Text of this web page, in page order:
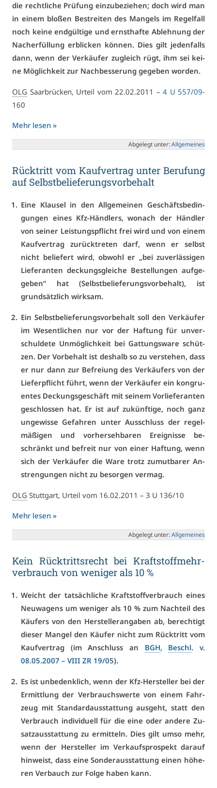
die recht­li­che Prü­fung ein­zu­be­zie­hen; doch wird man
in ei­nem blo­ßen Be­strei­ten des Man­gels im Re­gel­fall
noch kei­ne end­gül­ti­ge und ernst­haf­te Ab­leh­nung der
Nach­er­fül­lung er­bli­cken kön­nen. Dies gilt je­den­falls
dann, wenn der Ver­käu­fer zu­gleich rügt, ihm sei kei­
ne Mög­lich­keit zur Nach­bes­se­rung ge­ge­ben wor­den.
OLG Saar­brü­cken, Ur­teil vom 22.02.2011 – 4 U 557/09-
160
Mehr le­sen »
Ab­ge­legt un­ter:All­ge­mei­nes
Rück­tritt vom Kauf­ver­trag un­ter Be­ru­fung
auf Selbst­be­lie­fe­rungs­vor­be­halt
Ei­ne Klau­sel in den All­ge­mei­nen Ge­schäfts­be­din­
gun­gen ei­nes Kfz-Händ­lers, wo­nach der Händ­ler
von sei­ner Leis­tungs­pflicht frei wird und von ei­nem
Kauf­ver­trag zu­rück­tre­ten darf, wenn er selbst
nicht be­lie­fert wird, ob­wohl er „bei zu­ver­läs­si­gen
Lie­fe­ran­ten de­ckungs­glei­che Be­stel­lun­gen auf­ge­
ge­ben“ hat (Selbst­be­lie­fe­rungs­vor­be­halt), ist
grund­sätz­lich wirk­sam.
Ein Selbst­be­lie­fe­rungs­vor­be­halt soll den Ver­käu­fer
im We­sent­li­chen nur vor der Haf­tung für un­ver­
schul­de­te Un­mög­lich­keit bei Gat­tungs­wa­re schüt­
zen. Der Vor­be­halt ist des­halb so zu ver­ste­hen, dass
er nur dann zur Be­frei­ung des Ver­käu­fers von der
Lie­fer­pflicht führt, wenn der Ver­käu­fer ein kon­gru­
en­tes De­ckungs­ge­schäft mit sei­nem Vor­lie­fe­ran­ten
ge­schlos­sen hat. Er ist auf zu­künf­ti­ge, noch ganz
un­ge­wis­se Ge­fah­ren un­ter Aus­schluss der re­gel­
mä­ßi­gen und vor­her­seh­ba­ren Er­eig­nis­se be­
schränkt und be­freit nur von ei­ner Haf­tung, wenn
sich der Ver­käu­fer die Wa­re trotz zu­mut­ba­rer An­
stren­gun­gen nicht zu be­sor­gen ver­mag.
OLG Stutt­gart, Ur­teil vom 16.02.2011 – 3 U 136/10
Mehr le­sen »
Ab­ge­legt un­ter:All­ge­mei­nes
Kein Rück­tritts­recht bei Kraft­stoff­mehr­
ver­brauch von we­ni­ger als 10 %
Weicht der tat­säch­li­che Kraft­stoff­ver­brauch ei­nes
Neu­wa­gens um we­ni­ger als 10 % zum Nach­teil des
Käu­fers von den Her­stel­ler­an­ga­ben ab, be­rech­tigt
die­ser Man­gel den Käu­fer nicht zum Rück­tritt vom
Kauf­ver­trag (im An­schluss an BGH, Beschl. v.
08.05.2007 – VI­II ZR 19/05).
Es ist un­be­denk­lich, wenn der Kfz-Her­stel­ler bei der
Er­mitt­lung der Ver­brauchs­wer­te von ei­nem Fahr­
zeug mit Stan­dard­aus­stat­tung aus­geht, statt den
Ver­brauch in­di­vi­du­ell für die ei­ne oder an­de­re Zu­
satz­aus­stat­tung zu er­mit­teln. Dies gilt um­so mehr,
wenn der Her­stel­ler im Ver­kaufs­pro­spekt dar­auf
hin­weist, dass ei­ne Son­der­aus­stat­tung ei­nen hö­he­
ren Ver­bauch zur Fol­ge ha­ben kann.